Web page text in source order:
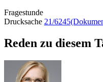
Fragestunde
Drucksache 21/6245
Reden zu diesem